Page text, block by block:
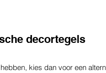
decortegels
kies dan voor een